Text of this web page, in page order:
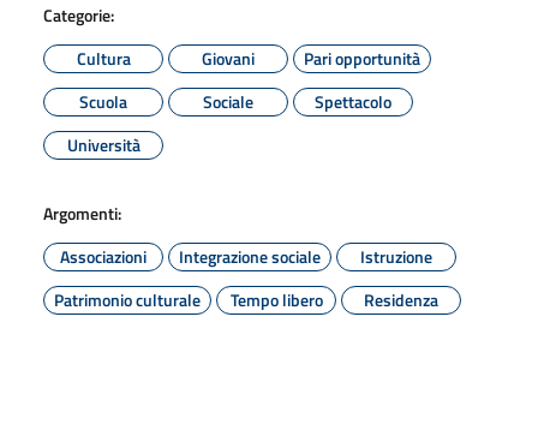
Categorie:
Cultura
Giovani
Pari opportunità
Scuola
Sociale
Spettacolo
Università
Argomenti:
Associazioni
Integrazione sociale
Istruzione
Patrimonio culturale
Tempo libero Residenza